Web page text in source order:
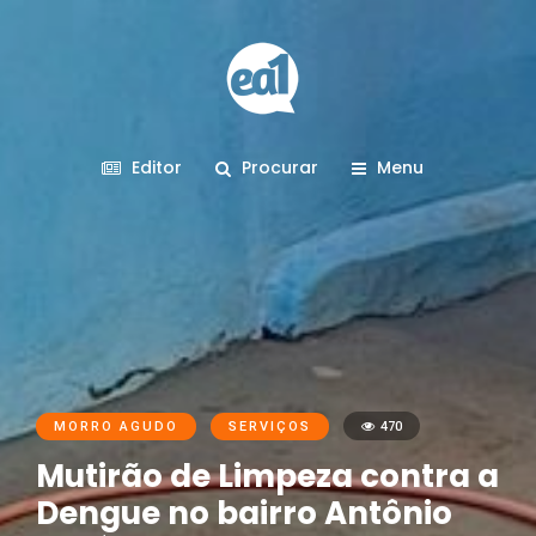
Editor Procurar Menu
MORRO AGUDO SERVIÇOS 470
Mutirão de Limpeza contra a
Dengue no bairro Antônio